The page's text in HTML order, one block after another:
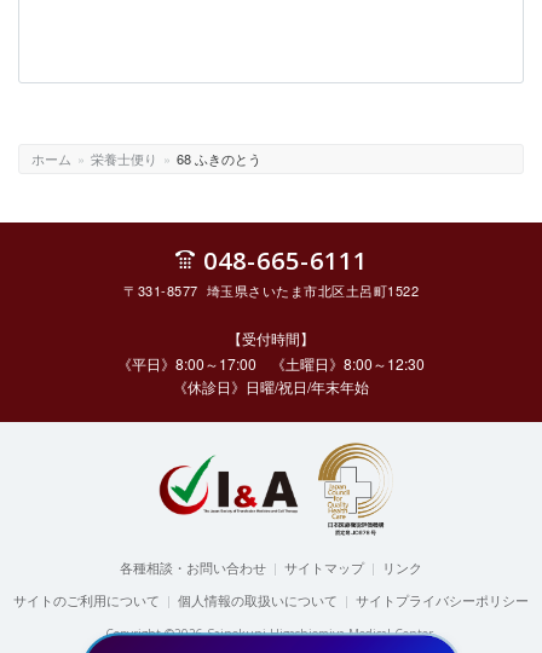
ホーム » 栄養士便り » 68 ふきのとう
048-665-6111
〒331-8577 埼玉県さいたま市北区土呂町1522
【受付時間】
《平日》8:00～17:00 《土曜日》8:00～12:30
《休診日》日曜/祝日/年末年始
各種相談・お問い合わせ | サイトマップ| リンク
サイトのご利用について | 個人情報の取扱いについて | サイトプライバシーポリシー
Copyright ©2026 Sainokuni Higashiomiya Medical Center.